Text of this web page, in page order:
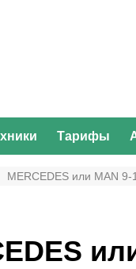
Тарифы
MERCEDES или MAN 9-